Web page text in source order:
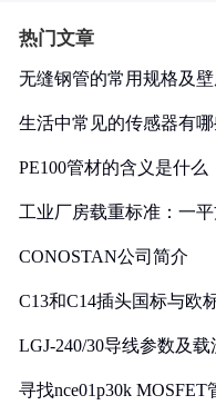
热门文章
无缝钢管的常用规格及
生活中常见的传感器有
PE100管材的含义是什么
工业厂房载重标准：一
CONOSTAN公司简介
C13和C14插头国标与欧
LGJ-240/30导线参数及
寻找nce01p30k